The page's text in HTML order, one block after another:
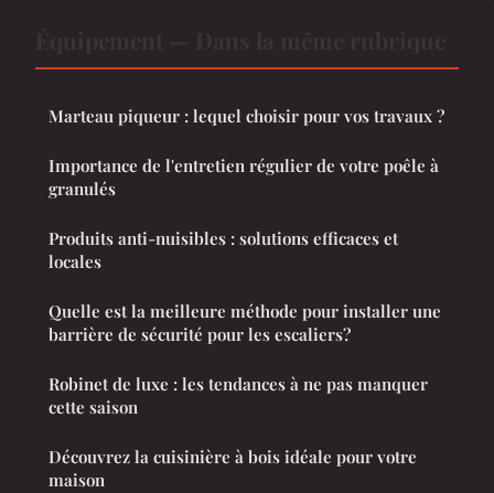
Marteau piqueur : lequel choisir pour vos travaux ?
Importance de l'entretien régulier de votre poêle à
granulés
Produits anti-nuisibles : solutions efficaces et
locales
Quelle est la meilleure méthode pour installer une
barrière de sécurité pour les escaliers?
Robinet de luxe : les tendances à ne pas manquer
cette saison
Découvrez la cuisinière à bois idéale pour votre
maison